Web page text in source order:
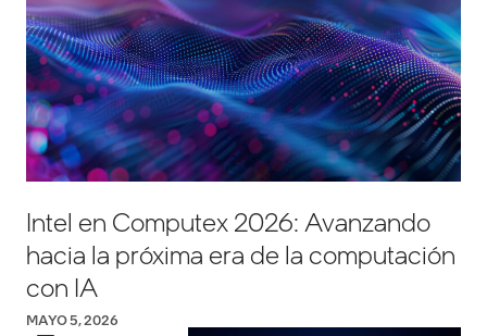
Intel en Computex 2026: Avanzando
hacia la próxima era de la computación
con IA
MAYO 5, 2026